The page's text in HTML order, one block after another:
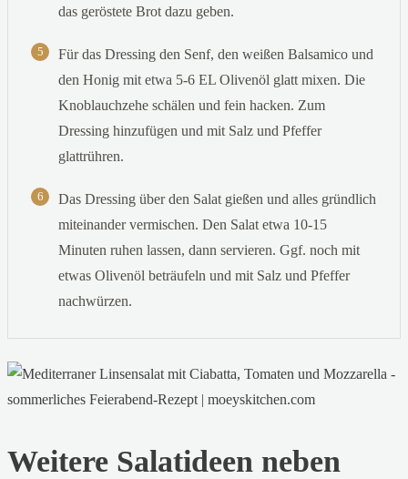
das geröstete Brot dazu geben.
5
Für das Dressing den Senf, den weißen Balsamico und
den Honig mit etwa 5-6 EL Olivenöl glatt mixen. Die
Knoblauchzehe schälen und fein hacken. Zum
Dressing hinzufügen und mit Salz und Pfeffer
glattrühren.
6
Das Dressing über den Salat gießen und alles gründlich
miteinander vermischen. Den Salat etwa 10-15
Minuten ruhen lassen, dann servieren. Ggf. noch mit
etwas Olivenöl beträufeln und mit Salz und Pfeffer
nachwürzen.
Weitere Salatideen neben